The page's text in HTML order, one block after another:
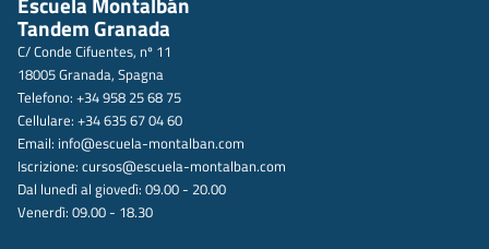
Tandem Granada
C/ Conde Cifuentes, nº 11
18005 Granada, Spagna
Telefono: +34 958 25 68 75
Cellulare: +34 635 67 04 60
Email: info@escuela-montalban.com
Iscrizione: cursos@escuela-montalban.com
Dal lunedì al giovedì: 09.00 - 20.00
Venerdì: 09.00 - 18.30